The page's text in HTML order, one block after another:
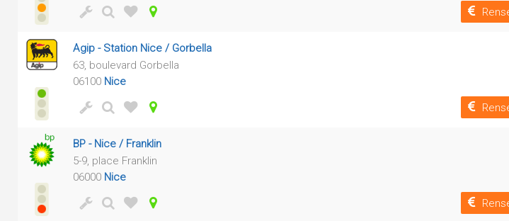
Agip - Station Nice / Gorbella
63, boulevard Gorbella
06100 Nice
BP - Nice / Franklin
5-9, place Franklin
06000 Nice